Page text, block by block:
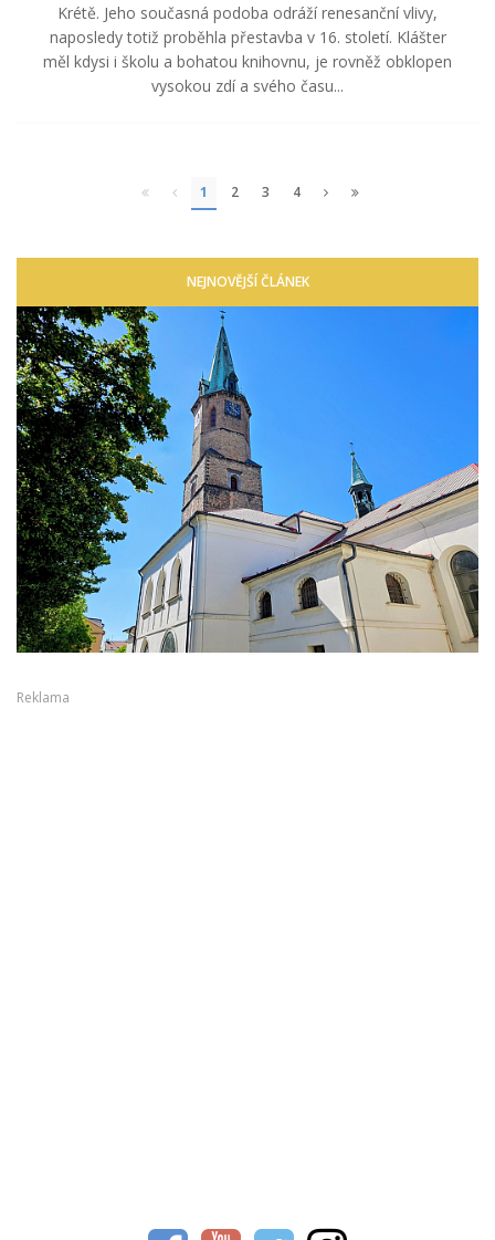
Krétě. Jeho současná podoba odráží renesanční vlivy,
naposledy totiž proběhla přestavba v 16. století. Klášter
měl kdysi i školu a bohatou knihovnu, je rovněž obklopen
vysokou zdí a svého času...
1 2 3 4
NEJNOVĚJŠÍ ČLÁNEK
Reklama